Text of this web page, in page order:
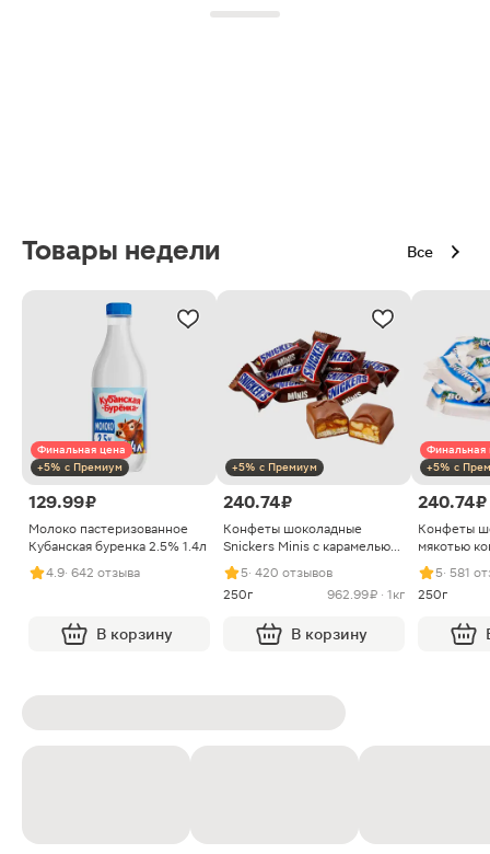
Товары недели Все
Финальная цена
+5% с Премиум
129.99 ₽
Молоко пастеризованное
Кубанская буренка 2.5% 1.4л
4.9· 642 отзыва
В корзину
+5% с Премиум
240.74 ₽
Конфеты шоколадные
Snickers Minis с карамелью
арахисом и нугой
5· 420 отзывов
250г
962.99 ₽ · 1кг
В корзину
Финальная
+5% с
240.74 ₽
Конфеты
мякотью
5· 581
250г